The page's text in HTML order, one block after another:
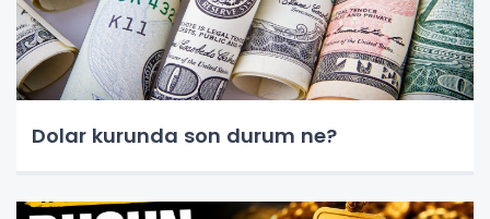
Dolar kurunda son durum ne?